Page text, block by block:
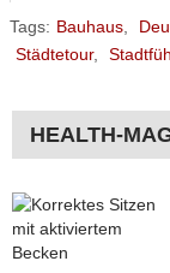
Tags: Bauhaus,
Städtetour,
HEALTH-